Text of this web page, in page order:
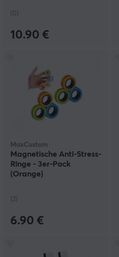
(0)
10.90 €
MaxCustom
Magnetische Anti-Stress-
Ringe - 3er-Pack
(Orange)
(2)
6.90 €